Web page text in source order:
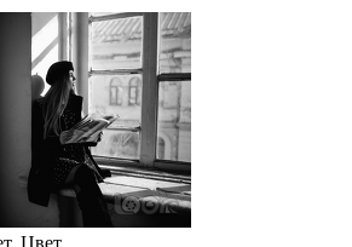
Цвет